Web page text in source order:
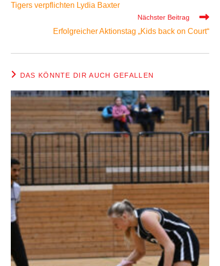
ansehen
Tigers verpflichten Lydia Baxter
Nächster Beitrag
Erfolgreicher Aktionstag „Kids back on Court“
DAS KÖNNTE DIR AUCH GEFALLEN